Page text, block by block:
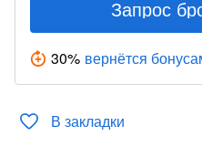
Запрос
30% вернётся
В закладки